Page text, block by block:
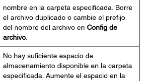
nombre en la carpeta especificada. Borre
el archivo duplicado o cambie el prefijo
del nombre del archivo en Config de
archivo
No hay suficiente espacio de
almacenamiento disponible en la carpeta
especificada. Aumente el espacio en la